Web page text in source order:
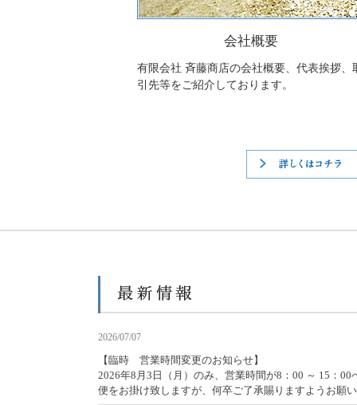
会社概要
有限会社 斉藤商店の会社概要、代表挨拶、
引先等をご紹介しております。
2026/07/07
【臨時 営業時間変更のお知らせ】
2026年8月3日（月）のみ、営業時間が8：00 ～ 15：00
便をお掛け致しますが、何卒ご了承賜りますようお願